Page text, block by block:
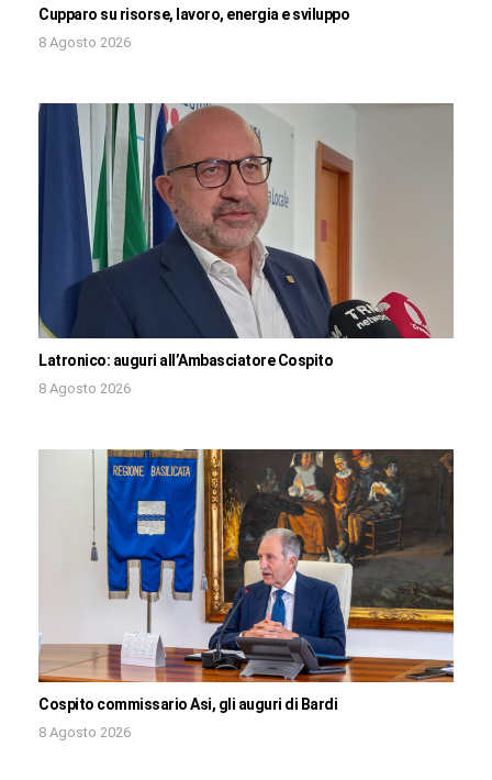
Cupparo su risorse, lavoro, energia e sviluppo
8 Agosto 2026
Latronico: auguri all’Ambasciatore Cospito
8 Agosto 2026
Cospito commissario Asi, gli auguri di Bardi
8 Agosto 2026